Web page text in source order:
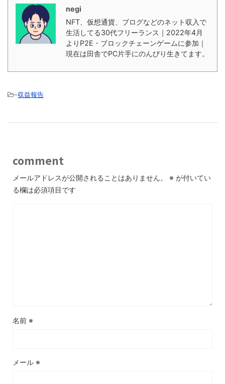
negi
NFT、仮想通貨、ブログなどのネット収入で
生活してる30代フリーランス｜2022年4月
よりP2E・ブロックチェーンゲームに参加｜
現在は田舎でPC片手にのんびり生きてます。
-収益報告
comment
メールアドレスが公開されることはありません。 ※ が付いてい
る欄は必須項目です
名前 ※
メール ※